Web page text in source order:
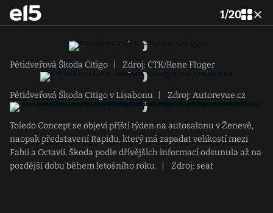
1/20
Pětidveřová Škoda Citigo Zdroj: CTK/Rene Fluger
Pětidveřová Škoda Citigo v Lisabonu Zdroj: Autorevue.cz
Toledo Concept se objeví příští týden na autosalonu v Ženevě,
naopak představení Rapidu, který má zapadat velikostí mezi
Fabii a Octavii, Škoda podle dřívějších informací odsunula až na
pozdější dobu během letošního roku.
Zdroj: seat